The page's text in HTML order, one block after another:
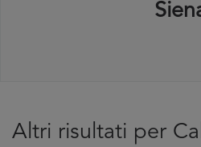
Altri risultati per